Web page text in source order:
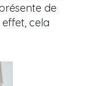
de
cela